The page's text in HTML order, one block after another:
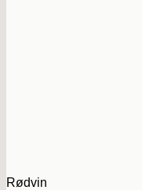
Rødvin